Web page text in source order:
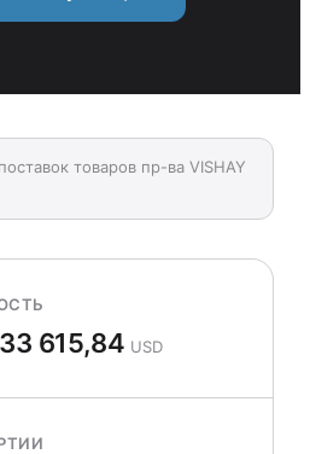
товаров пр-ва VISHAY
615,84 USD